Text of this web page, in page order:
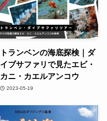
トランベンの海底探検｜ダ
イブサファリで見たエビ・
カニ・カエルアンコウ
2023-05-19